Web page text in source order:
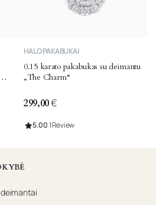
HALO PAKABUKAI
0.15 karato pakabukas su deimantu
„The Charm“
299,00€
5.001 Review